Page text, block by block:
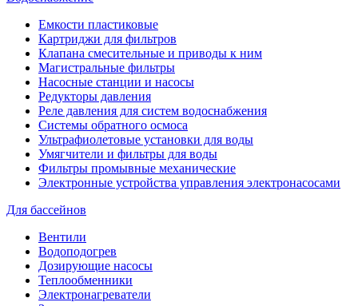
Емкости пластиковые
Картриджи для фильтров
Клапана смесительные и приводы к ним
Магистральные фильтры
Насосные станции и насосы
Редукторы давления
Реле давления для систем водоснабжения
Системы обратного осмоса
Ультрафиолетовые установки для воды
Умягчители и фильтры для воды
Фильтры промывные механические
Электронные устройства управления электронасосами
Для бассейнов
Вентили
Водоподогрев
Дозирующие насосы
Теплообменники
Электронагреватели